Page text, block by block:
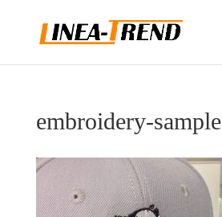
embroidery-sample